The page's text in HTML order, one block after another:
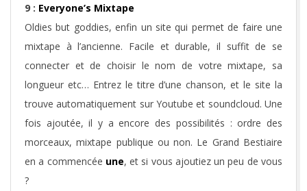
9 : Everyone’s Mixtape
Oldies but goddies, enfin un site qui permet de faire une
mixtape à l’ancienne. Facile et durable, il suffit de se
connecter et de choisir le nom de votre mixtape, sa
longueur etc… Entrez le titre d’une chanson, et le site la
trouve automatiquement sur Youtube et soundcloud. Une
fois ajoutée, il y a encore des possibilités : ordre des
morceaux, mixtape publique ou non. Le Grand Bestiaire
en a commencée une, et si vous ajoutiez un peu de vous
?